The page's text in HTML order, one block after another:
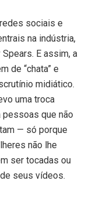
sociais e
na indústria,
E assim, a
de “chata” e
midiático.
uma troca
pessoas que não
— só porque
não lhe
ser tocadas ou
seus vídeos.